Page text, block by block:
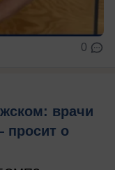
0
врачи
просит о